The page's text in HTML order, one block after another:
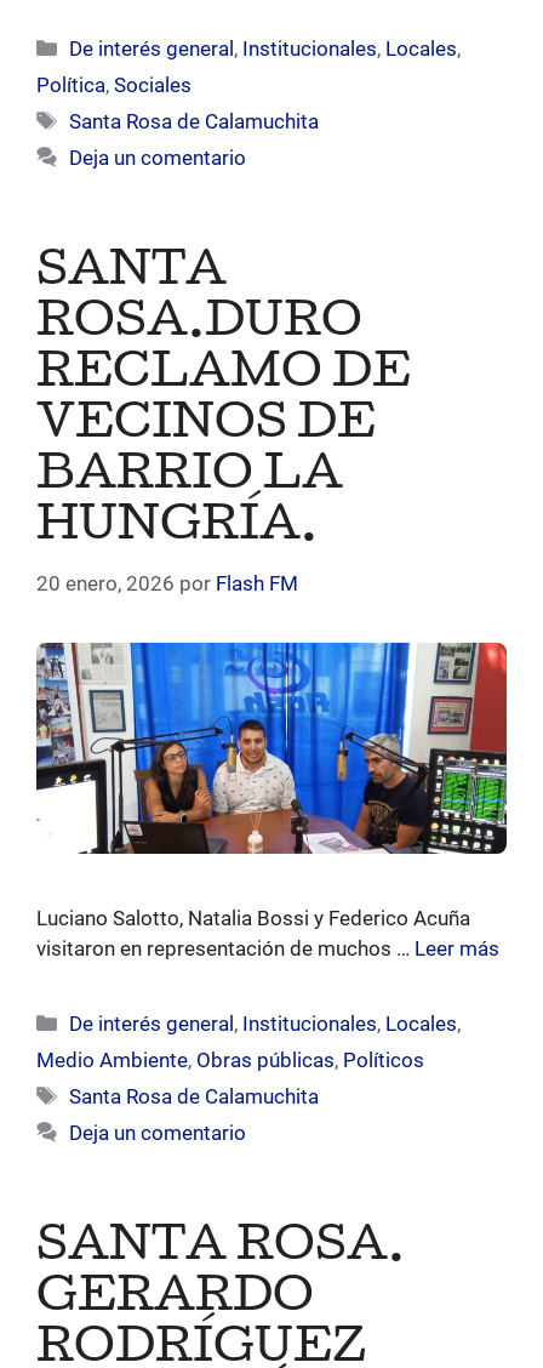
Categorías
De interés general , Institucionales, Locales,
Política, Sociales
Etiquetas
Santa Rosa de Calamuchita
Deja un comentario
SANTA
ROSA.DURO
RECLAMO DE
VECINOS DE
BARRIO LA
HUNGRÍA.
20 enero, 2026 por Flash FM
Luciano Salotto, Natalia Bossi y Federico Acuña
visitaron en representación de muchos … Leer más
Categorías
De interés general , Institucionales, Locales,
Medio Ambiente, Obras públicas, Políticos
Etiquetas
Santa Rosa de Calamuchita
Deja un comentario
SANTA ROSA.
GERARDO
RODRÍGUEZ